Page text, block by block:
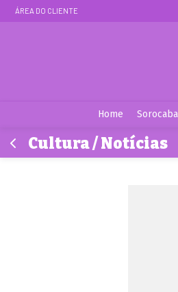
ÁREA DO CLIENTE
Home Sorocaba
Cultura / Notícias